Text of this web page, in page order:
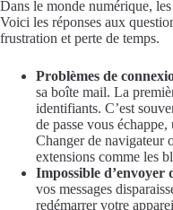
Dans le monde numérique,
Voici les réponses aux
frustration et perte de temps.
Problèmes de
sa boîte mail. La
identifiants. C’est
de passe vous
Changer de navigateur
extensions comme les
Impossible d’envoyer
vos messages
redémarrer votre